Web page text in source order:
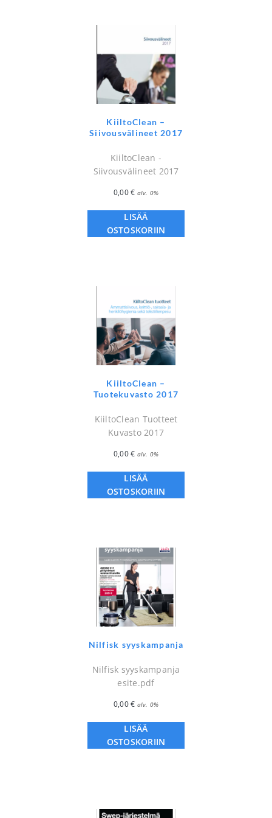
KiiltoClean –
Siivousvälineet 2017
KiiltoClean -
Siivousvälineet 2017
0,00€ alv. 0%
LISÄÄ
OSTOSKORIIN
KiiltoClean –
Tuotekuvasto 2017
KiiltoClean Tuotteet
Kuvasto 2017
0,00€ alv. 0%
LISÄÄ
OSTOSKORIIN
Nilfisk syyskampanja
Nilfisk syyskampanja
esite.pdf
0,00€ alv. 0%
LISÄÄ
OSTOSKORIIN